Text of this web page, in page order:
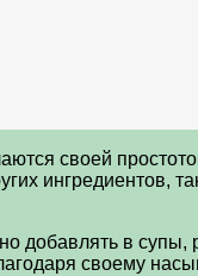
своей
ингредиентов,
добавлять в
своему